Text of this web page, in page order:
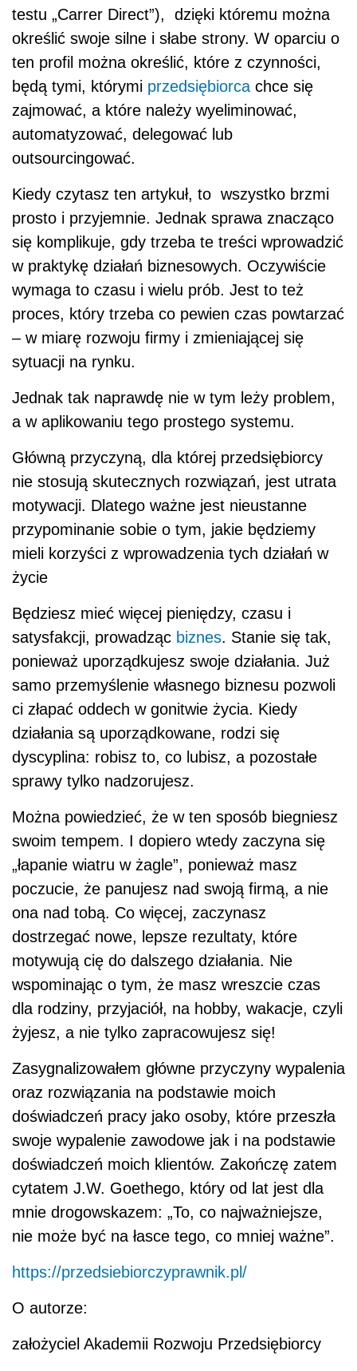
testu „Carrer Direct”), dzięki któremu można
określić swoje silne i słabe strony. W oparciu o
ten profil można określić, które z czynności,
będą tymi, którymi przedsiębiorca chce się
zajmować, a które należy wyeliminować,
automatyzować, delegować lub
outsourcingować.
Kiedy czytasz ten artykuł, to wszystko brzmi
prosto i przyjemnie. Jednak sprawa znacząco
się komplikuje, gdy trzeba te treści wprowadzić
w praktykę działań biznesowych. Oczywiście
wymaga to czasu i wielu prób. Jest to też
proces, który trzeba co pewien czas powtarzać
– w miarę rozwoju firmy i zmieniającej się
sytuacji na rynku.
Jednak tak naprawdę nie w tym leży problem,
a w aplikowaniu tego prostego systemu.
Główną przyczyną, dla której przedsiębiorcy
nie stosują skutecznych rozwiązań, jest utrata
motywacji. Dlatego ważne jest nieustanne
przypominanie sobie o tym, jakie będziemy
mieli korzyści z wprowadzenia tych działań w
życie
Będziesz mieć więcej pieniędzy, czasu i
satysfakcji, prowadząc biznes. Stanie się tak,
ponieważ uporządkujesz swoje działania. Już
samo przemyślenie własnego biznesu pozwoli
ci złapać oddech w gonitwie życia. Kiedy
działania są uporządkowane, rodzi się
dyscyplina: robisz to, co lubisz, a pozostałe
sprawy tylko nadzorujesz.
Można powiedzieć, że w ten sposób biegniesz
swoim tempem. I dopiero wtedy zaczyna się
„łapanie wiatru w żagle”, ponieważ masz
poczucie, że panujesz nad swoją firmą, a nie
ona nad tobą. Co więcej, zaczynasz
dostrzegać nowe, lepsze rezultaty, które
motywują cię do dalszego działania. Nie
wspominając o tym, że masz wreszcie czas
dla rodziny, przyjaciół, na hobby, wakacje, czyli
żyjesz, a nie tylko zapracowujesz się!
Zasygnalizowałem główne przyczyny wypalenia
oraz rozwiązania na podstawie moich
doświadczeń pracy jako osoby, które przeszła
swoje wypalenie zawodowe jak i na podstawie
doświadczeń moich klientów. Zakończę zatem
cytatem J.W. Goethego, który od lat jest dla
mnie drogowskazem: „To, co najważniejsze,
nie może być na łasce tego, co mniej ważne”.
https://przedsiebiorczyprawnik.pl/
O autorze:
założyciel Akademii Rozwoju Przedsiębiorcy